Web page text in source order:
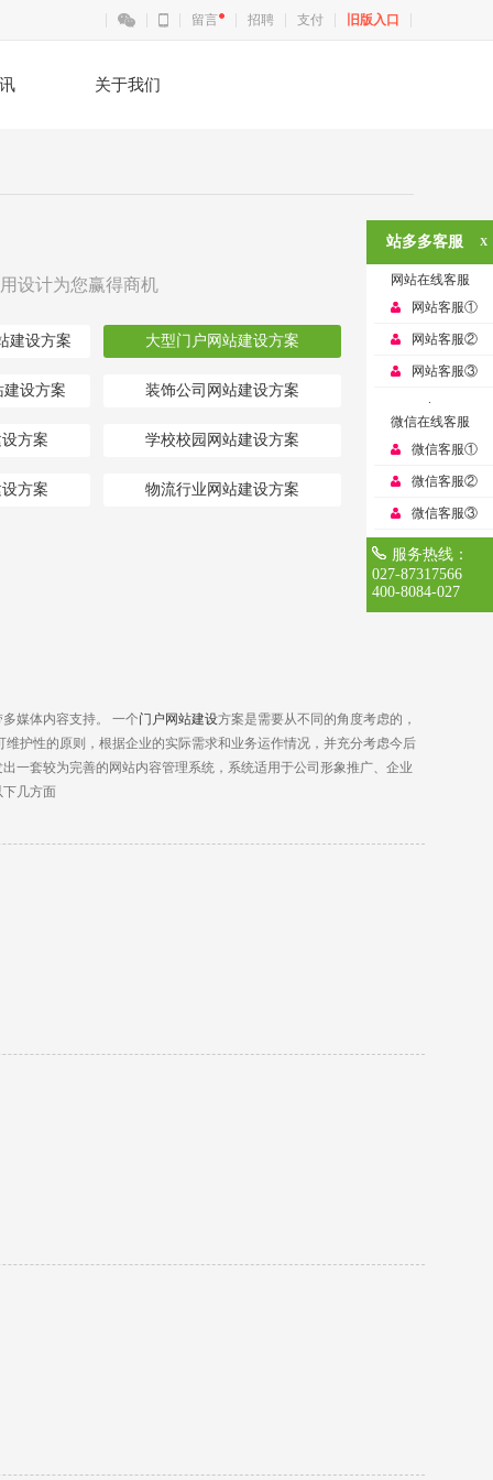
留言 招聘 支付 旧版入口
关于我们
设计为您赢得商机
建设方案 大型门户网站建设方案
设方案 装饰公司网站建设方案
方案 学校校园网站建设方案
方案 物流行业网站建设方案
媒体内容支持。 一个门户 网站建设方案是需要从不同的角度考虑的，
护性的原则，根据企业的实际需求和业务运作情况，并充分考虑今后
一套较为完善的网站内容管理系统，系统适用于公司形象推广、企业
几方面
站多多客服 X
网站在线客服
网站客服①
网站客服②
网站客服③
.
微信在线客服
微信客服①
微信客服②
微信客服③
服务热线：
027-87317566
400-8084-027